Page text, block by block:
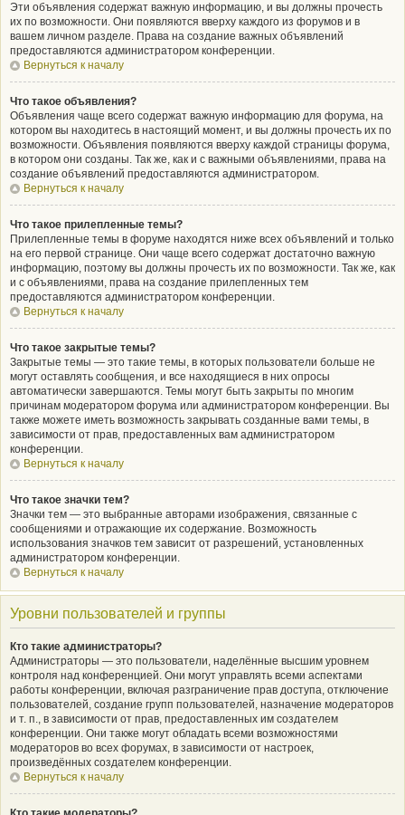
Эти объявления содержат важную информацию, и вы должны прочесть
их по возможности. Они появляются вверху каждого из форумов и в
вашем личном разделе. Права на создание важных объявлений
предоставляются администратором конференции.
Вернуться к началу
Что такое объявления?
Объявления чаще всего содержат важную информацию для форума, на
котором вы находитесь в настоящий момент, и вы должны прочесть их по
возможности. Объявления появляются вверху каждой страницы форума,
в котором они созданы. Так же, как и с важными объявлениями, права на
создание объявлений предоставляются администратором.
Вернуться к началу
Что такое прилепленные темы?
Прилепленные темы в форуме находятся ниже всех объявлений и только
на его первой странице. Они чаще всего содержат достаточно важную
информацию, поэтому вы должны прочесть их по возможности. Так же, как
и с объявлениями, права на создание прилепленных тем
предоставляются администратором конференции.
Вернуться к началу
Что такое закрытые темы?
Закрытые темы — это такие темы, в которых пользователи больше не
могут оставлять сообщения, и все находящиеся в них опросы
автоматически завершаются. Темы могут быть закрыты по многим
причинам модератором форума или администратором конференции. Вы
также можете иметь возможность закрывать созданные вами темы, в
зависимости от прав, предоставленных вам администратором
конференции.
Вернуться к началу
Что такое значки тем?
Значки тем — это выбранные авторами изображения, связанные с
сообщениями и отражающие их содержание. Возможность
использования значков тем зависит от разрешений, установленных
администратором конференции.
Вернуться к началу
Уровни пользователей и группы
Кто такие администраторы?
Администраторы — это пользователи, наделённые высшим уровнем
контроля над конференцией. Они могут управлять всеми аспектами
работы конференции, включая разграничение прав доступа, отключение
пользователей, создание групп пользователей, назначение модераторов
и т. п., в зависимости от прав, предоставленных им создателем
конференции. Они также могут обладать всеми возможностями
модераторов во всех форумах, в зависимости от настроек,
произведённых создателем конференции.
Вернуться к началу